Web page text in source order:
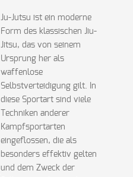
Ju-Jutsu ist ein moderne
Form des klassischen Jiu-
Jitsu, das von seinem
Ursprung her als
waffenlose
Selbstverteidigung gilt. In
diese Sportart sind viele
Techniken anderer
Kampfsportarten
eingeflossen, die als
besonders effektiv gelten
und dem Zweck der